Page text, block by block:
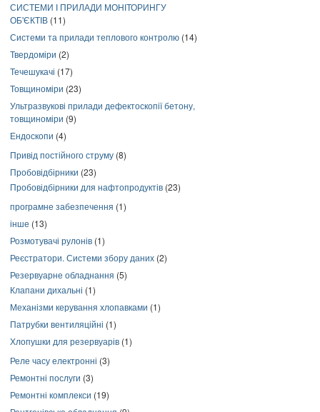
СИСТЕМИ І ПРИЛАДИ МОНІТОРИНГУ
ОБ'ЄКТІВ (11)
Системи та прилади теплового контролю (14)
Твердоміри (2)
Течешукачі (17)
Товщиноміри (23)
Ультразвукові прилади дефектоскопії бетону,
товщиноміри (9)
Ендоскопи (4)
Привід постійного струму (8)
Пробовідбірники (23)
Пробовідбірники для нафтопродуктів (23)
програмне забезпечення (1)
інше (13)
Розмотувачі рулонів (1)
Реєстратори. Системи збору даних (2)
Резервуарне обладнання (5)
Клапани дихальні (1)
Механізми керування хлопавками (1)
Патрубки вентиляційні (1)
Хлопушки для резервуарів (1)
Реле часу електронні (3)
Ремонтні послуги (3)
Ремонтні комплекси (19)